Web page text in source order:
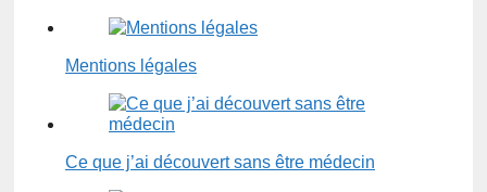
Mentions légales
Ce que j’ai découvert sans être médecin